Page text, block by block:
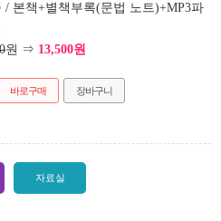
/ 본책+별책부록(문법 노트)+MP3파
원 ⇒ 13,500원
바로구매 장바구니
자료실